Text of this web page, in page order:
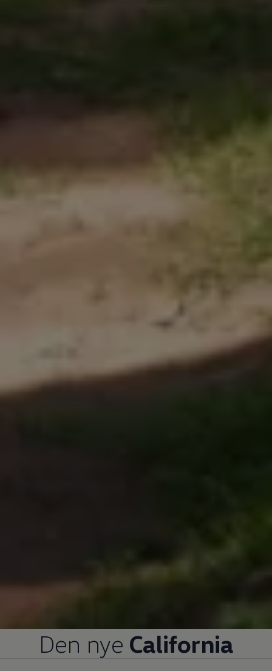
Den nye California